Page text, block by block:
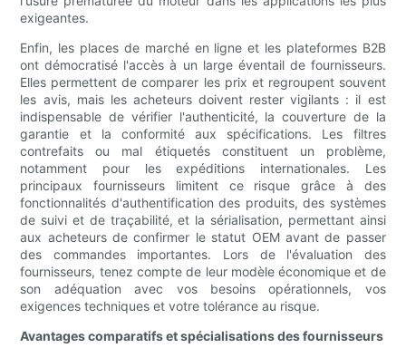
exigeantes.
Enfin, les places de marché en ligne et les plateformes B2B
ont démocratisé l'accès à un large éventail de fournisseurs.
Elles permettent de comparer les prix et regroupent souvent
les avis, mais les acheteurs doivent rester vigilants : il est
indispensable de vérifier l'authenticité, la couverture de la
garantie et la conformité aux spécifications. Les filtres
contrefaits ou mal étiquetés constituent un problème,
notamment pour les expéditions internationales. Les
principaux fournisseurs limitent ce risque grâce à des
fonctionnalités d'authentification des produits, des systèmes
de suivi et de traçabilité, et la sérialisation, permettant ainsi
aux acheteurs de confirmer le statut OEM avant de passer
des commandes importantes. Lors de l'évaluation des
fournisseurs, tenez compte de leur modèle économique et de
son adéquation avec vos besoins opérationnels, vos
exigences techniques et votre tolérance au risque.
Avantages comparatifs et spécialisations des fournisseurs